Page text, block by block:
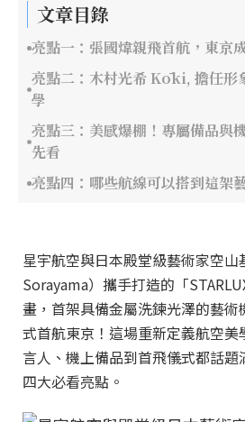
文章目錄
亮點一：張國煒親飛首航，東京
亮點二：木村光希 Kōki, 擔任形
學
亮點三：美感爆棚！專屬備品與
先看
亮點四：哪些航線可以搭到這架
星宇航空與日本殿堂級藝術家空
Sorayama）攜手打造的「
畫，首架具備金屬洗鍊光澤的藝
式首航東京！這場重新定義航空
言人、機上備品到首飛儀式都話
四大必看亮點。